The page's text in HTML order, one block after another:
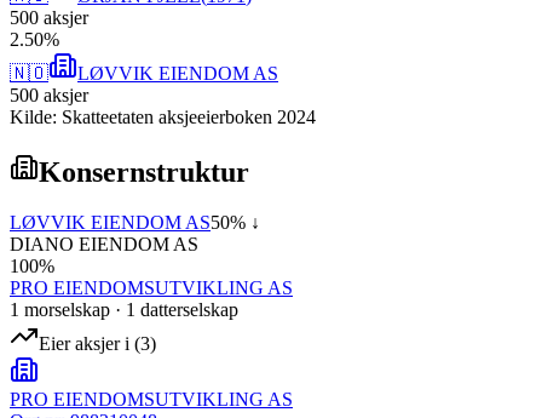
500 aksjer
2.50%
🇳🇴
LØVVIK EIENDOM AS
500 aksjer
Kilde: Skatteetaten aksjeeierboken 2024
Konsernstruktur
LØVVIK EIENDOM AS50% ↓
DIANO EIENDOM AS
100%
PRO EIENDOMSUTVIKLING AS
1 morselskap · 1 datterselskap
Eier aksjer i (3)
PRO EIENDOMSUTVIKLING AS